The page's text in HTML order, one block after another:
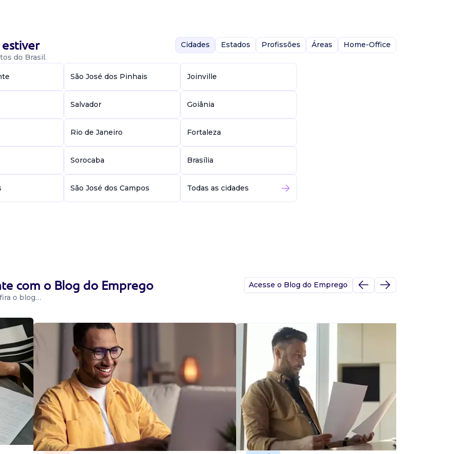
na área de
experiência em
relevantes
de sw/hw,
e
do Brasil.
Cidades Estados Profissões Áreas Home-Office
São José dos Pinhais Joinville
Salvador Goiânia
Rio de Janeiro Fortaleza
Sorocaba Brasília
São José dos Campos Todas as cidades
com o Blog do Emprego
o blog…
Acesse o Blog do Emprego